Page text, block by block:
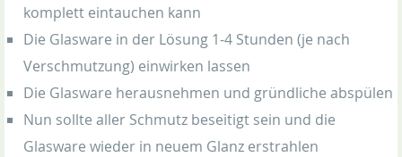
komplett eintauchen kann
Die Glasware in der Lösung 1-4 Stunden (je nach
Verschmutzung) einwirken lassen
Die Glasware herausnehmen und gründliche abspülen
Nun sollte aller Schmutz beseitigt sein und die
Glasware wieder in neuem Glanz erstrahlen